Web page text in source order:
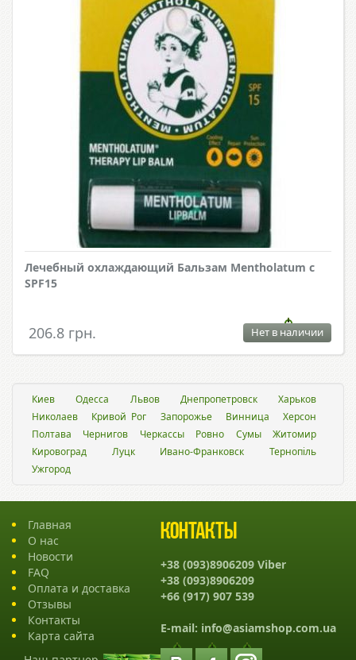
Лечебный охлаждающий Бальзам Mentholatum с
SPF15
206.8 грн. Нет в наличии
Киев Одесса Львов Днепропетровск
Харьков
Николаев
Кривой Рог Запорожье Винница
Херсон
Полтава
Чернигов Черкассы Ровно Сумы
Житомир
Кировоград
Луцк Ивано-Франковск
Тернопіль
Ужгород
Главная
О нас
Новости
FAQ
Оплата и доставка
Отзывы
Контакты
Карта сайта
Контакты
+38 (093)8906209 Viber
+38 (093)8906209
+66 (917) 907 539
E-mail: info@asiamshop.com.ua